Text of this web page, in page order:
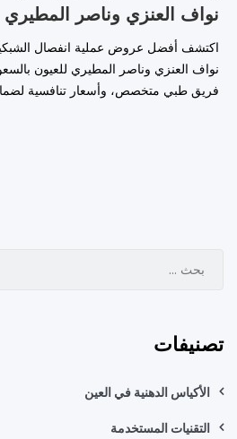
نواف العنزي وناصر المطيري
اكتشف أفضل عروض عملية انفصال
نواف العنزي وناصر المطيري للعيون
فريق طبي متخصص، وأسعار تنافسية
تصنيفات
الأكياس الدهنية في العين
التقنيات المستخدمة